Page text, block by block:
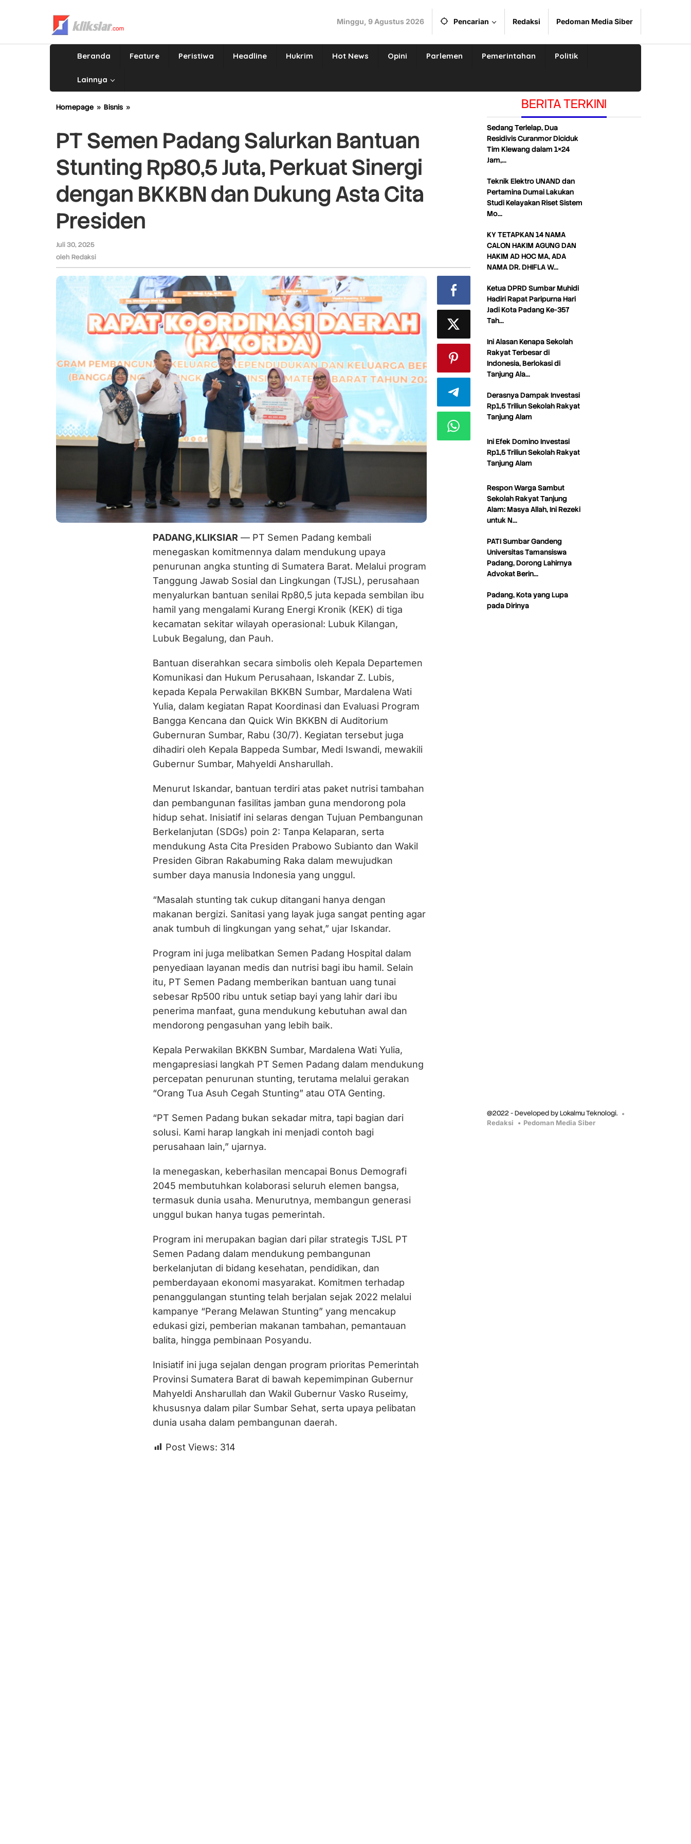
Minggu, 9 Agustus 2026 Pencarian Redaksi Pedoman Media Siber
Beranda Feature Peristiwa Headline Hukrim Hot News Opini Parlemen Pemerintahan Politik
Lainnya
Homepage » Bisnis »
Salurkan
Bantuan
Stunting
Rp80,5
Juta,
Perkuat
Sinergi
dengan
BKKBN
Cita
Presiden
PT Semen Padang Salurkan Bantuan
Stunting Rp80,5 Juta, Perkuat Sinergi
dengan BKKBN dan Dukung Asta Cita
Presiden
Juli 30, 2025
oleh Redaksi
PADANG,KLIKSIAR — PT Semen Padang kembali
menegaskan komitmennya dalam mendukung upaya
penurunan angka stunting di Sumatera Barat. Melalui program
Tanggung Jawab Sosial dan Lingkungan (TJSL), perusahaan
menyalurkan bantuan senilai Rp80,5 juta kepada sembilan ibu
hamil yang mengalami Kurang Energi Kronik (KEK) di tiga
kecamatan sekitar wilayah operasional: Lubuk Kilangan,
Lubuk Begalung, dan Pauh.
Bantuan diserahkan secara simbolis oleh Kepala Departemen
Komunikasi dan Hukum Perusahaan, Iskandar Z. Lubis,
kepada Kepala Perwakilan BKKBN Sumbar, Mardalena Wati
Yulia, dalam kegiatan Rapat Koordinasi dan Evaluasi Program
Bangga Kencana dan Quick Win BKKBN di Auditorium
Gubernuran Sumbar, Rabu (30/7). Kegiatan tersebut juga
dihadiri oleh Kepala Bappeda Sumbar, Medi Iswandi, mewakili
Gubernur Sumbar, Mahyeldi Ansharullah.
Menurut Iskandar, bantuan terdiri atas paket nutrisi tambahan
dan pembangunan fasilitas jamban guna mendorong pola
hidup sehat. Inisiatif ini selaras dengan Tujuan Pembangunan
Berkelanjutan (SDGs) poin 2: Tanpa Kelaparan, serta
mendukung Asta Cita Presiden Prabowo Subianto dan Wakil
Presiden Gibran Rakabuming Raka dalam mewujudkan
sumber daya manusia Indonesia yang unggul.
“Masalah stunting tak cukup ditangani hanya dengan
makanan bergizi. Sanitasi yang layak juga sangat penting agar
anak tumbuh di lingkungan yang sehat,” ujar Iskandar.
Program ini juga melibatkan Semen Padang Hospital dalam
penyediaan layanan medis dan nutrisi bagi ibu hamil. Selain
itu, PT Semen Padang memberikan bantuan uang tunai
sebesar Rp500 ribu untuk setiap bayi yang lahir dari ibu
penerima manfaat, guna mendukung kebutuhan awal dan
mendorong pengasuhan yang lebih baik.
Kepala Perwakilan BKKBN Sumbar, Mardalena Wati Yulia,
mengapresiasi langkah PT Semen Padang dalam mendukung
percepatan penurunan stunting, terutama melalui gerakan
“Orang Tua Asuh Cegah Stunting” atau OTA Genting.
“PT Semen Padang bukan sekadar mitra, tapi bagian dari
solusi. Kami harap langkah ini menjadi contoh bagi
perusahaan lain,” ujarnya.
Ia menegaskan, keberhasilan mencapai Bonus Demografi
2045 membutuhkan kolaborasi seluruh elemen bangsa,
termasuk dunia usaha. Menurutnya, membangun generasi
unggul bukan hanya tugas pemerintah.
Program ini merupakan bagian dari pilar strategis TJSL PT
Semen Padang dalam mendukung pembangunan
berkelanjutan di bidang kesehatan, pendidikan, dan
pemberdayaan ekonomi masyarakat. Komitmen terhadap
penanggulangan stunting telah berjalan sejak 2022 melalui
kampanye “Perang Melawan Stunting” yang mencakup
edukasi gizi, pemberian makanan tambahan, pemantauan
balita, hingga pembinaan Posyandu.
Inisiatif ini juga sejalan dengan program prioritas Pemerintah
Provinsi Sumatera Barat di bawah kepemimpinan Gubernur
Mahyeldi Ansharullah dan Wakil Gubernur Vasko Ruseimy,
khususnya dalam pilar Sumbar Sehat, serta upaya pelibatan
dunia usaha dalam pembangunan daerah.
Post Views: 314
BERITA TERKINI
Sedang Terlelap, Dua
Residivis Curanmor Diciduk
Tim Klewang dalam 1×24
Jam,…
Teknik Elektro UNAND dan
Pertamina Dumai Lakukan
Studi Kelayakan Riset Sistem
Mo…
KY TETAPKAN 14 NAMA
CALON HAKIM AGUNG DAN
HAKIM AD HOC MA, ADA
NAMA DR. DHIFLA W…
Ketua DPRD Sumbar Muhidi
Hadiri Rapat Paripurna Hari
Jadi Kota Padang Ke-357
Tah…
Ini Alasan Kenapa Sekolah
Rakyat Terbesar di
Indonesia, Berlokasi di
Tanjung Ala…
Derasnya Dampak Investasi
Rp1,5 Triliun Sekolah Rakyat
Tanjung Alam
Ini Efek Domino Investasi
Rp1,5 Triliun Sekolah Rakyat
Tanjung Alam
Respon Warga Sambut
Sekolah Rakyat Tanjung
Alam: Masya Allah, Ini Rezeki
untuk N…
PATI Sumbar Gandeng
Universitas Tamansiswa
Padang, Dorong Lahirnya
Advokat Berin…
Padang, Kota yang Lupa
pada Dirinya
@2022 - Developed by Lokalmu Teknologi.
Redaksi Pedoman Media Siber